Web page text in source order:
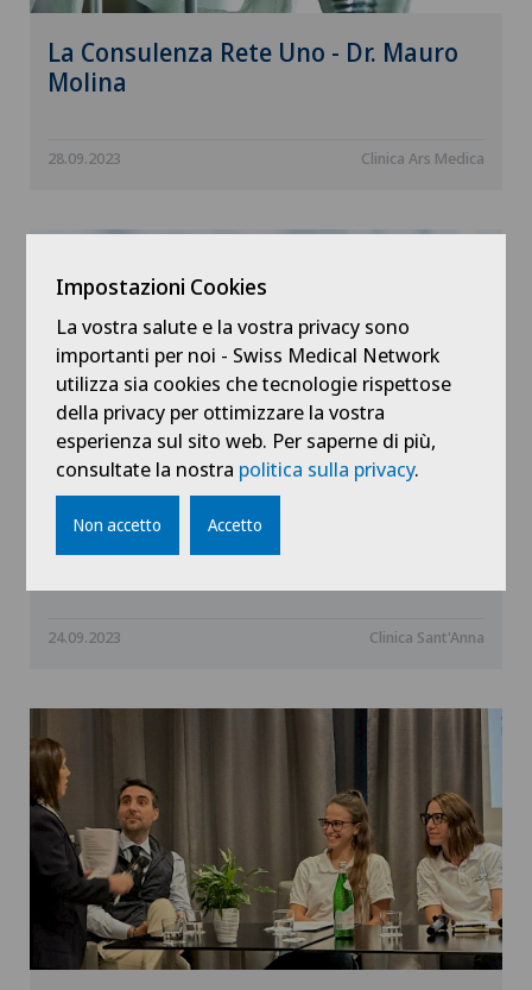
La Consulenza Rete Uno - Dr. Mauro
Molina
28.09.2023 Clinica Ars Medica
La Domenica - Corriere del Ticino
"Qual'è la ricetta per fermare
l'esplosione dei costi della salute"
24.09.2023 Clinica Sant'Anna
Impostazioni Cookies
La vostra salute e la vostra privacy sono
importanti per noi - Swiss Medical Network
utilizza sia cookies che tecnologie rispettose
della privacy per ottimizzare la vostra
esperienza sul sito web. Per saperne di più,
consultate la nostra politica sulla privacy.
Non accetto Accetto